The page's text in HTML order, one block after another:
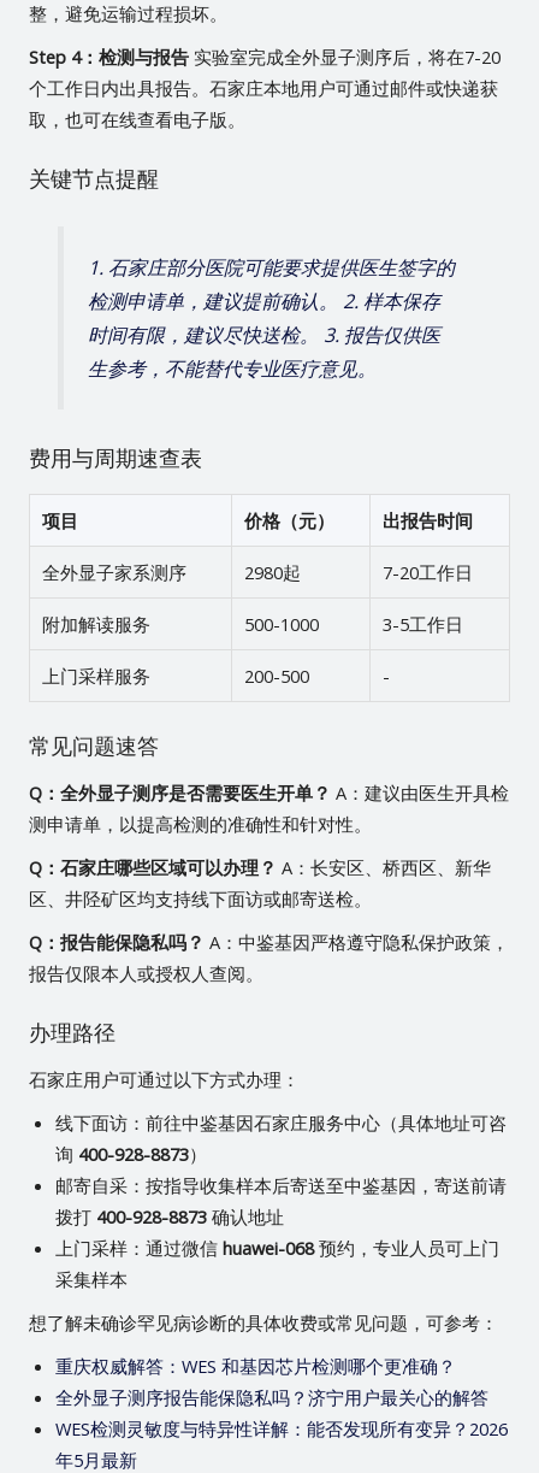
整，避免运输过程损坏。
Step 4：检测与报告实验室完成全外显子测序后，将在7-20
个工作日内出具报告。石家庄本地用户可通过邮件或快递获
取，也可在线查看电子版。
关键节点提醒
1. 石家庄部分医院可能要求提供医生签字的
检测申请单，建议提前确认。 2. 样本保存
时间有限，建议尽快送检。 3. 报告仅供医
生参考，不能替代专业医疗意见。
费用与周期速查表
项目 价格（元） 出报告时间
全外显子家系测序 2980起 7-20工作日
附加解读服务 500-1000 3-5工作日
上门采样服务 200-500 -
常见问题速答
Q：全外显子测序是否需要医生开单？ A：建议由医生开具检
测申请单，以提高检测的准确性和针对性。
Q：石家庄哪些区域可以办理？ A：长安区、桥西区、新华
区、井陉矿区均支持线下面访或邮寄送检。
Q：报告能保隐私吗？ A：中鉴基因严格遵守隐私保护政策，
报告仅限本人或授权人查阅。
办理路径
石家庄用户可通过以下方式办理：
线下面访：前往中鉴基因石家庄服务中心（具体地址可咨
询 400-928-8873）
邮寄自采：按指导收集样本后寄送至中鉴基因，寄送前请
拨打 400-928-8873确认地址
上门采样：通过微信 huawei-068预约，专业人员可上门
采集样本
想了解未确诊罕见病诊断的具体收费或常见问题，可参考：
重庆权威解答：WES 和基因芯片检测哪个更准确？
全外显子测序报告能保隐私吗？济宁用户最关心的解答
WES检测灵敏度与特异性详解：能否发现所有变异？2026
年5月最新